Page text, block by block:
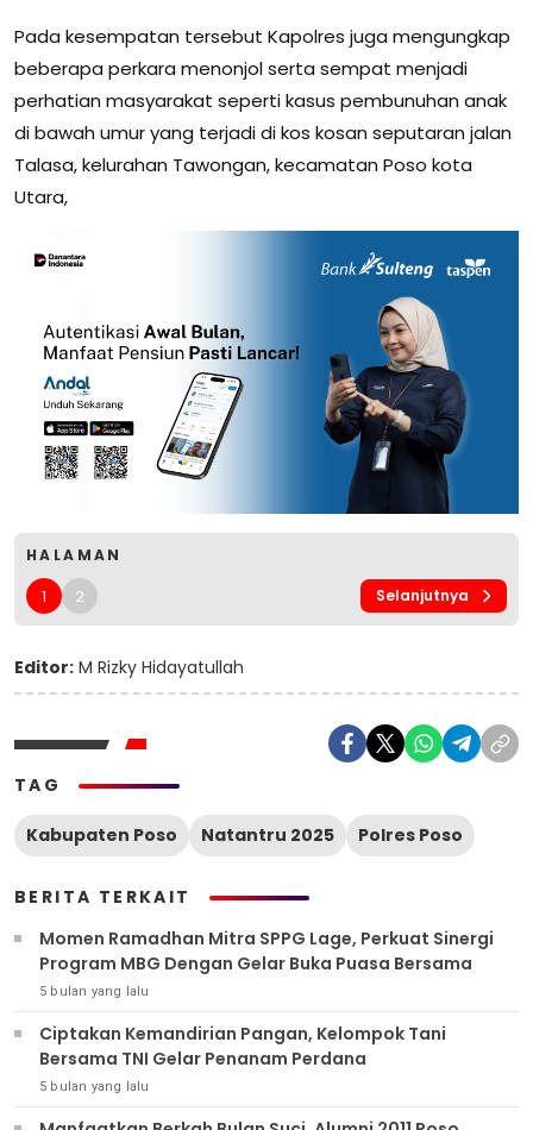
Pada kesempatan tersebut Kapolres juga mengungkap
beberapa perkara menonjol serta sempat menjadi
perhatian masyarakat seperti kasus pembunuhan anak
di bawah umur yang terjadi di kos kosan seputaran jalan
Talasa, kelurahan Tawongan, kecamatan Poso kota
Utara,
HALAMAN
1 2 Selanjutnya
Editor: M Rizky Hidayatullah
TAG
Kabupaten Poso Natantru 2025 Polres Poso
BERITA TERKAIT
Momen Ramadhan Mitra SPPG Lage, Perkuat Sinergi
Program MBG Dengan Gelar Buka Puasa Bersama
5 bulan yang lalu
Ciptakan Kemandirian Pangan, Kelompok Tani
Bersama TNI Gelar Penanam Perdana
5 bulan yang lalu